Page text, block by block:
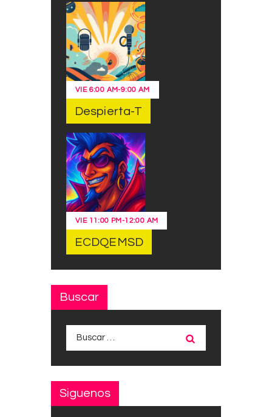
VIE 6:00 AM-9:00 AM
Despierta-T
VIE 11:00 PM-12:00 AM
ECDQEMSD
Buscar
Siguenos